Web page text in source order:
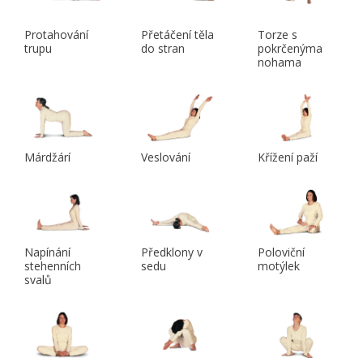
Protahování
trupu
Přetáčení těla
do stran
Torze s
pokrčenýma
nohama
Márdžárí Veslování Křížení paží
Napínání
stehenních
svalů
Předklony v
sedu
Poloviční
motýlek